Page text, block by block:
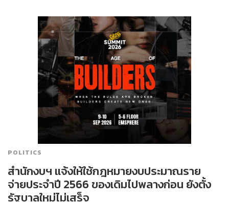
POLITICS
สำนักงบฯ แจ้งให้ใช้กฎหมายงบประมาณราย
จ่ายประจำปี 2566 ของเดิมไปพลางก่อน ยังตั้ง
รัฐบาลใหม่ไม่เสร็จ